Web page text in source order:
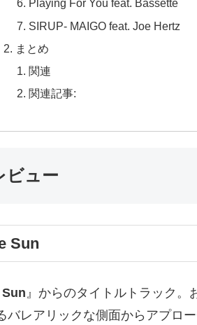
Playing For You feat. Bassette
SIRUP- MAIGO feat. Joe Hertz
まとめ
関連
関連記事:
ビュー
Sun
』からのタイトルトラック
レアリックな側面からアプロー